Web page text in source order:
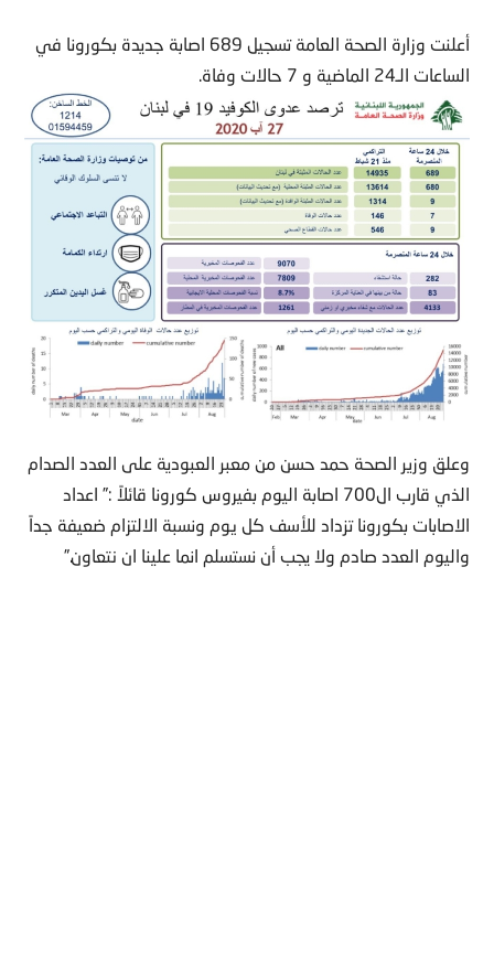
أعلنت وزارة الصحة العامة تسجيل 689 اصابة جديدة بكورونا في
الساعات الـ24 الماضية و 7 حالات وفاة.
وعلق وزير الصحة حمد حسن من معبر العبودية على العدد الصدام
الذي قارب ال700 اصابة اليوم بفيروس كورونا قائلاً :” اعداد
الاصابات بكورونا تزداد للأسف كل يوم ونسبة الالتزام ضعيفة جداً
واليوم العدد صادم ولا يجب أن نستسلم انما علينا ان نتعاون.”